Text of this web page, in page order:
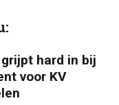
hard in bij
voor KV